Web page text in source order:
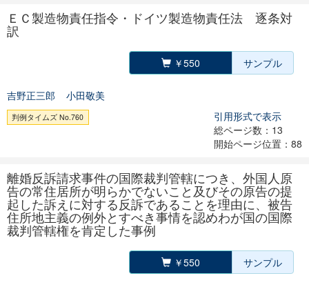
ＥＣ製造物責任指令・ドイツ製造物責任法 逐条対
訳
￥550 サンプル
吉野正三郎 小田敬美
判例タイムズ No.760
引用形式で表示
総ページ数：13
開始ページ位置：88
離婚反訴請求事件の国際裁判管轄につき、外国人原
告の常住居所が明らかでないこと及びその原告の提
起した訴えに対する反訴であることを理由に、被告
住所地主義の例外とすべき事情を認めわが国の国際
裁判管轄権を肯定した事例
￥550 サンプル